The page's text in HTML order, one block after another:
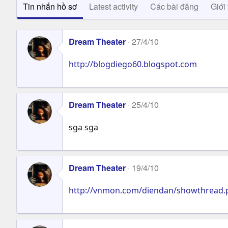
Tin nhắn hồ sơ Latest activity Các bài đăng Giới
Dream Theater 27/4/10
http://blogdiego60.blogspot.com
Dream Theater 25/4/10
sga sga
Dream Theater 19/4/10
http://vnmon.com/diendan/